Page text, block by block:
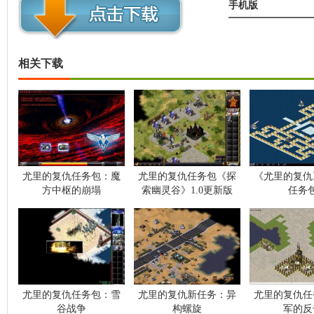
手机版
相关下载
尤里的复仇任务包：魔
方中枢的崩塌
尤里的复仇任务包《探
索幽灵谷》1.0更新版
《尤里的复
任务
尤里的复仇任务包：雪
谷战争
尤里的复仇新任务：异
构螺旋
尤里的复仇
军的